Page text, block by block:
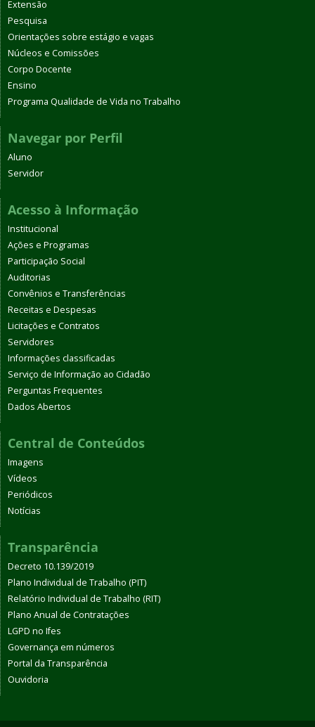
Extensão
Pesquisa
Orientações sobre estágio e vagas
Núcleos e Comissões
Corpo Docente
Ensino
Programa Qualidade de Vida no Trabalho
Navegar por Perfil
Aluno
Servidor
Acesso à Informação
Institucional
Ações e Programas
Participação Social
Auditorias
Convênios e Transferências
Receitas e Despesas
Licitações e Contratos
Servidores
Informações classificadas
Serviço de Informação ao Cidadão
Perguntas Frequentes
Dados Abertos
Central de Conteúdos
Imagens
Vídeos
Periódicos
Notícias
Transparência
Decreto 10.139/2019
Plano Individual de Trabalho (PIT)
Relatório Individual de Trabalho (RIT)
Plano Anual de Contratações
LGPD no Ifes
Governança em números
Portal da Transparência
Ouvidoria